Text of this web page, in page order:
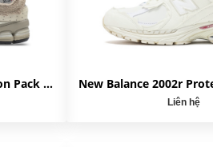
New Balance 2002r Protection Pack Driftwood M2002RDL
Liên hệ